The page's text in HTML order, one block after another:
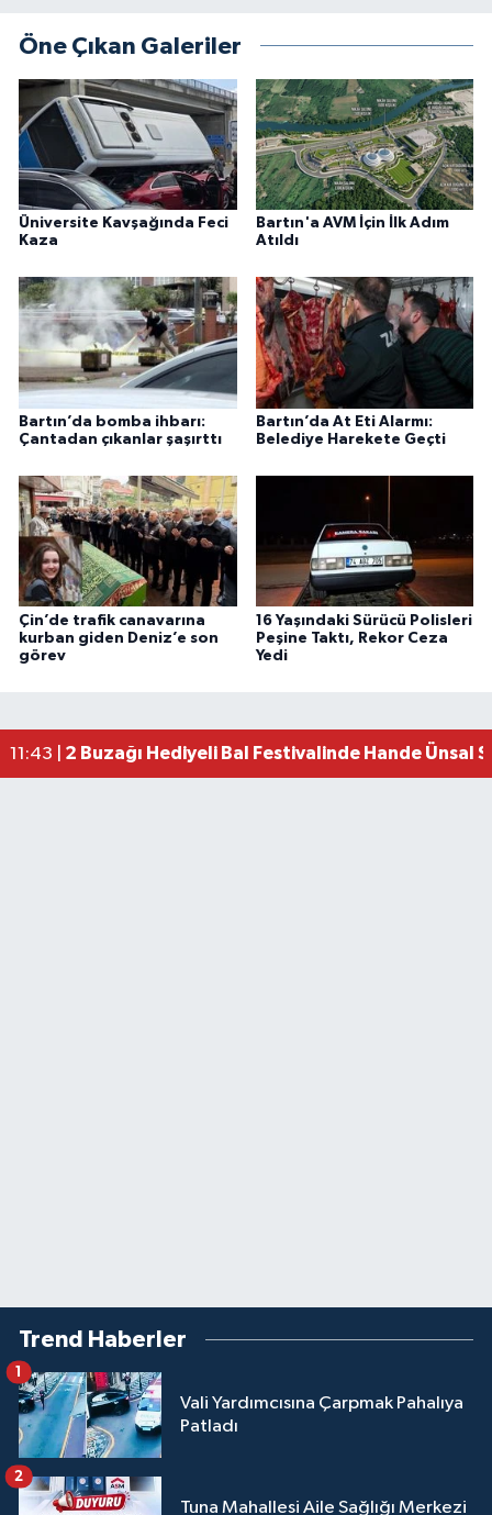
Öne Çıkan Galeriler
Üniversite Kavşağında Feci
Kaza
Bartın'a AVM İçin İlk Adım
Atıldı
Bartın’da bomba ihbarı:
Çantadan çıkanlar şaşırttı
Bartın’da At Eti Alarmı:
Belediye Harekete Geçti
Çin’de trafik canavarına
kurban giden Deniz’e son
görev
16 Yaşındaki Sürücü Polisleri
Peşine Taktı, Rekor Ceza
Yedi
11:43 | 2 Buzağı Hediyeli Bal Festivalinde Hande Ünsal
Trend Haberler
Vali Yardımcısına Çarpmak Pahalıya
Patladı
1
Tuna Mahallesi Aile Sağlığı Merkezi
2